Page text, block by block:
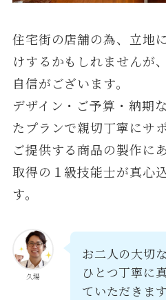
住宅街の店舗の為、立地
けするかもしれませんが
自信がございます。
デザイン・ご予算・納期
たプランで親切丁寧にサ
ご提供する商品の製作に
取得の１級技能士が真心
す。
久場
お二人の大切
ひとつ丁寧に
ていただきま